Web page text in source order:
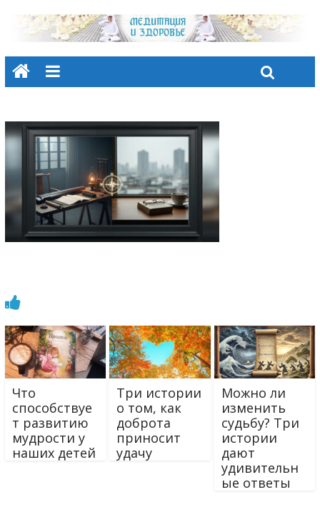
Что
способствуе
т развитию
мудрости у
наших детей
Три истории
о том, как
доброта
приносит
удачу
Можно ли
изменить
судьбу? Три
истории
дают
удивительн
ые ответы